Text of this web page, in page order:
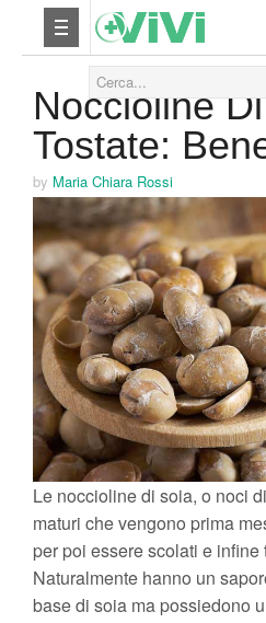
Noccioline
Tostate:
by Maria Chiara Rossi
Le noccioline di soia, o noci
maturi che vengono prima
per poi essere scolati e infine
Naturalmente hanno un
base di soia ma possiedono